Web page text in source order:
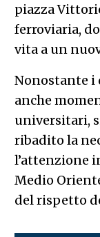
piazza
ferroviaria,
vita a un
Nonostante i
anche
universitari,
ribadito la
l’attenzione
Medio
del rispetto